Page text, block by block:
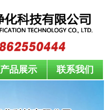
产品展示 联系我们